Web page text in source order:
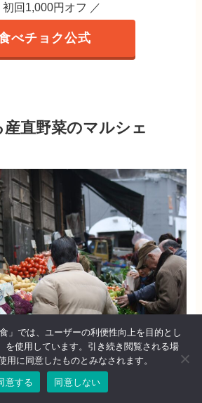
初回1,000円オフ ／
べチョク公式
直野菜のマルシェ
直接会える産直野菜のリアルな
」では、ユーザーの利便性向上を目的とし
を使用しています。引き続き閲覧される場
用に同意したものとみなされます。
意する
同意しない